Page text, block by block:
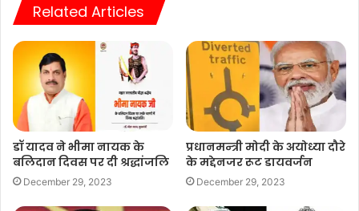
Related Articles
डॉ यादव ने भीमा नायक के
बलिदान दिवस पर दी श्रद्धांजलि
December 29, 2023
प्रधानमन्त्री मोदी के अयोध्या दौरे
के मद्देनजर रूट डायवर्जन
December 29, 2023